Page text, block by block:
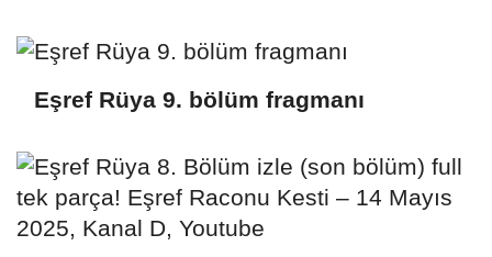
Eşref Rüya 9. bölüm fragmanı